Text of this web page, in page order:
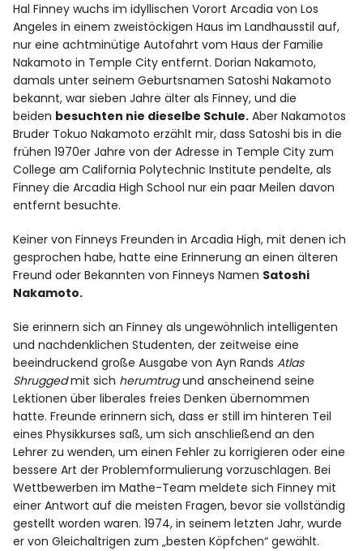
Hal Finney wuchs im idyllischen Vorort Arcadia von Los
Angeles in einem zweistöckigen Haus im Landhausstil auf,
nur eine achtminütige Autofahrt vom Haus der Familie
Nakamoto in Temple City entfernt. Dorian Nakamoto,
damals unter seinem Geburtsnamen Satoshi Nakamoto
bekannt, war sieben Jahre älter als Finney, und die
beiden besuchten nie dieselbe Schule. Aber Nakamotos
Bruder Tokuo Nakamoto erzählt mir, dass Satoshi bis in die
frühen 1970er Jahre von der Adresse in Temple City zum
College am California Polytechnic Institute pendelte, als
Finney die Arcadia High School nur ein paar Meilen davon
entfernt besuchte.
Keiner von Finneys Freunden in Arcadia High, mit denen ich
gesprochen habe, hatte eine Erinnerung an einen älteren
Freund oder Bekannten von Finneys Namen Satoshi
Nakamoto.
Sie erinnern sich an Finney als ungewöhnlich intelligenten
und nachdenklichen Studenten, der zeitweise eine
beeindruckend große Ausgabe von Ayn RandsAtlas
Shruggedmit sich herumtrugund anscheinend seine
Lektionen über liberales freies Denken übernommen
hatte. Freunde erinnern sich, dass er still im hinteren Teil
eines Physikkurses saß, um sich anschließend an den
Lehrer zu wenden, um einen Fehler zu korrigieren oder eine
bessere Art der Problemformulierung vorzuschlagen. Bei
Wettbewerben im Mathe-Team meldete sich Finney mit
einer Antwort auf die meisten Fragen, bevor sie vollständig
gestellt worden waren. 1974, in seinem letzten Jahr, wurde
er von Gleichaltrigen zum „besten Köpfchen“ gewählt.